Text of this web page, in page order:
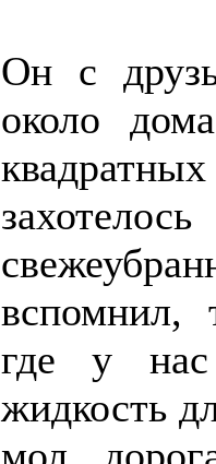
Он с
около
вспомнил,
где у
жидкость